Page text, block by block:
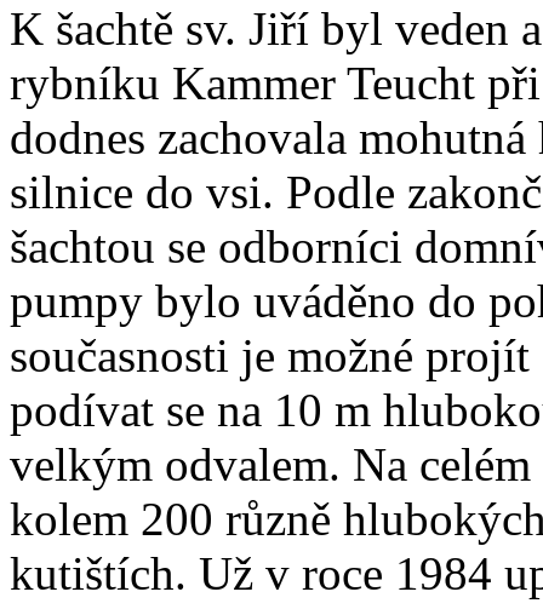
K šachtě sv. Jiří byl veden
rybníku Kammer Teucht
dodnes zachovala
silnice do vsi. Podle
šachtou se odborníci
pumpy bylo uváděno do
současnosti je možné
podívat se na 10 m
velkým odvalem. Na
kolem 200 různě
kutištích. Už v roce 1984